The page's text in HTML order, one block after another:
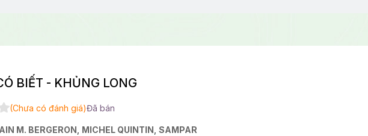
BIẾT - KHỦNG LONG
(Chưa có đánh giá)Đã bán
M. BERGERON MICHEL QUINTIN ,SAMPAR